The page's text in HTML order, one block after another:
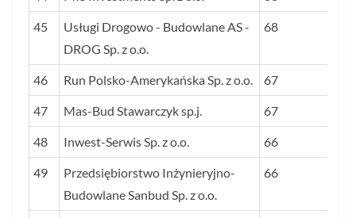
45
Usługi Drogowo - Budowlane AS -
DROG Sp. z o.o.
68
46 Run Polsko-Amerykańska Sp. z o.o. 67
47 Mas-Bud Stawarczyk sp.j. 67
48 Inwest-Serwis Sp. z o.o. 66
49
Przedsiębiorstwo Inżynieryjno-
Budowlane Sanbud Sp. z o.o.
66